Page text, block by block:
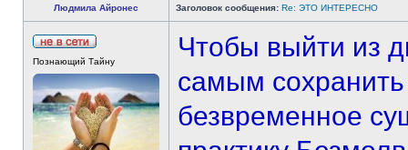
Людмила Айронес Заголовок сообщения: Re: ЭТО ИНТЕРЕСНО
Познающий Тайну
Чтобы выйти из
самым
безвременное